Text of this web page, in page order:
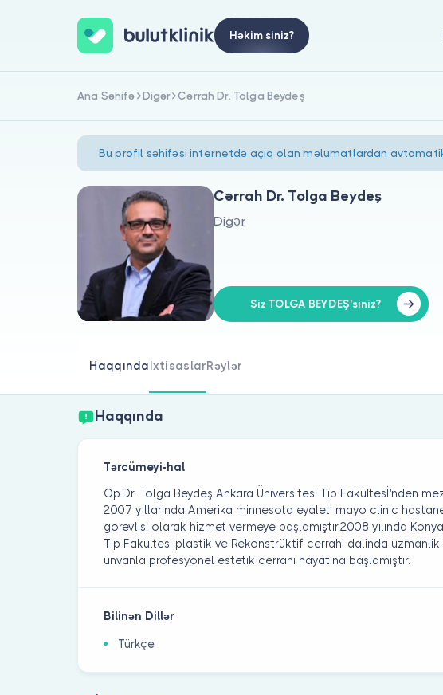
Həkim siniz?
Ana Səhifə Digər Cərrah Dr. Tolga Beydeş
Bu profil səhifəsi internetdə açıq olan məlumatlardan avtomatik
Cərrah Dr. Tolga Beydeş
Digər
Siz TOLGA BEYDEŞ'siniz?
Haqqında İxtisaslarRəylər
Haqqında
Tərcümeyi-hal
Op.Dr. Tolga Beydeş Ankara Üniversitesi Tıp Fakültesİ'nden
2007 yillarinda Amerika minnesota eyaleti mayo clinic
gorevlisi olarak hizmet vermeye başlamıştır.2008 yılında
Tip Fakultesi plastik ve Rekonstrüktif cerrahi dalinda
ünvanla profesyonel estetik cerrahi hayatına başlamıştır.
Bilinən Dillər
Türkçe